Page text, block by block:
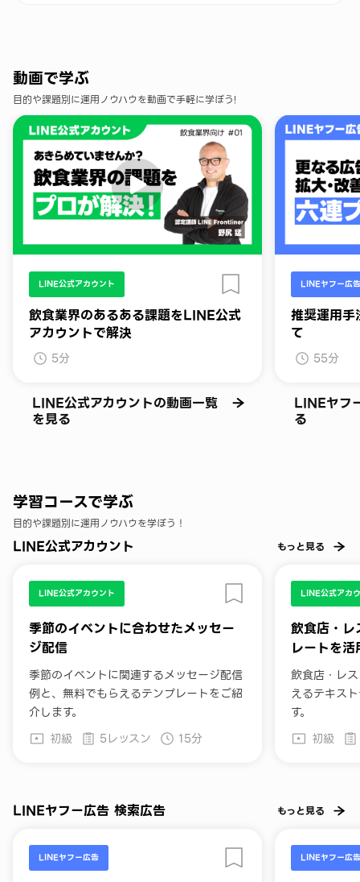
動画で学ぶ
目的や課題別に運用ノウハウを動画で手軽に学ぼう!
LINE公式アカウント
飲食業界のあるある課題をLINE公式
アカウントで解決
5分
LINE公式アカウントの動画一覧
を見る
LINEヤフー広告
推奨運用手
て
55分
LINEヤフ
る
学習コースで学ぶ
目的や課題別に運用ノウハウを学ぼう！
LINE公式アカウント もっと見る
LINE公式アカウント
季節のイベントに合わせたメッセー
ジ配信
季節のイベントに関連するメッセージ配信
例と、無料でもらえるテンプレートをご紹
介します。
初級
5レッスン 15分
LINE公式アカ
飲食店・レ
レートを活
飲食店・レ
えるテキス
す。
初級
LINEヤフー広告 検索広告 もっと見る
LINEヤフー広告 LINEヤフー広告